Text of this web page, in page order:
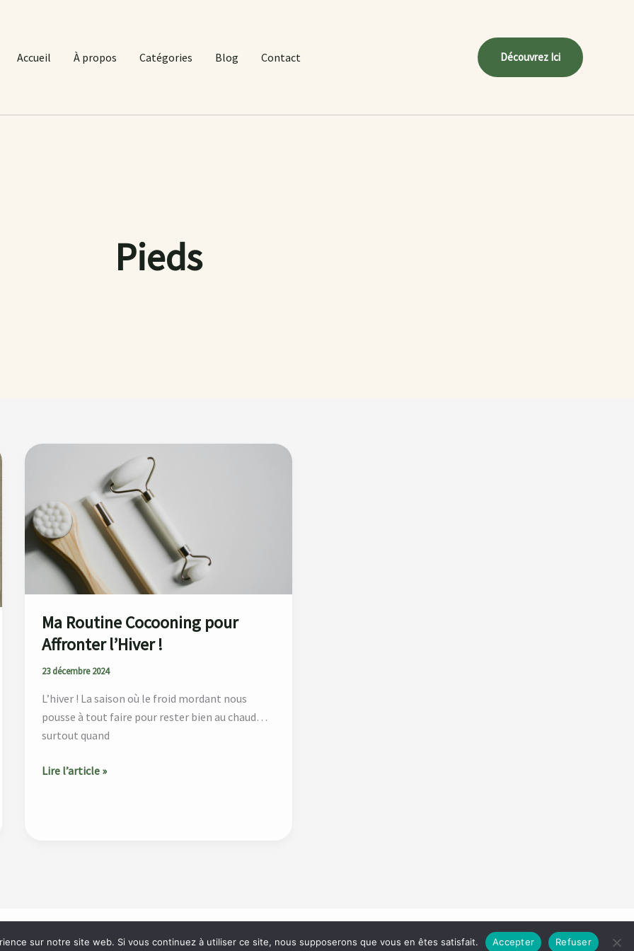
Accueil À propos Catégories Blog Contact Découvrez Ici
Pieds
Ma Routine Cocooning pour
Affronter l’Hiver !
23 décembre 2024
L’hiver ! La saison où le froid mordant nous
pousse à tout faire pour rester bien au chaud…
surtout quand
pour
Affronter
l’Hiver
!
Lire l’article »
Droit d'auteur © 2026 Les Carnets de Madame
sur notre site web. Si vous continuez à utiliser ce site, nous supposerons que vous en êtes satisfait. Accepter Refuser